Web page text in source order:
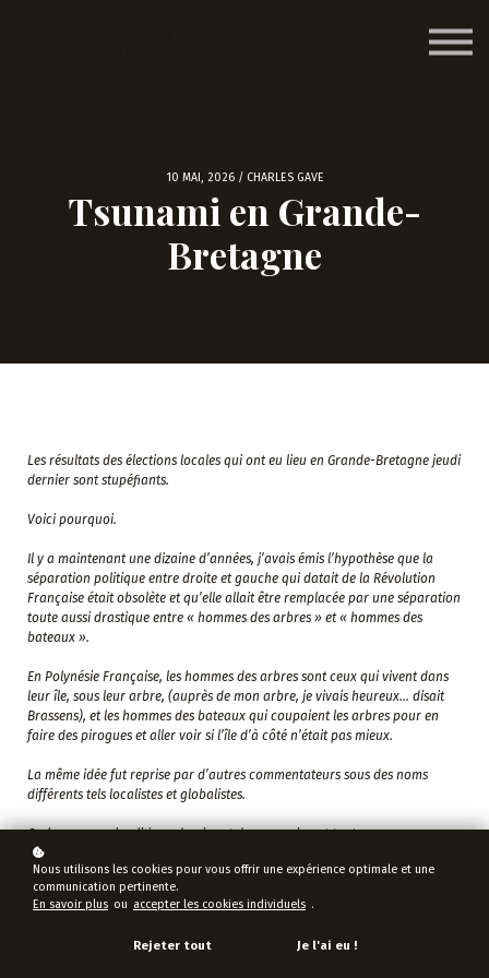
10 MAI, 2026 / CHARLES GAVE
Tsunami en Grande-
Bretagne
Les résultats des élections locales qui ont eu lieu en Grande-Bretagne jeudi
dernier sont stupéfiants.
Voici pourquoi.
Il y a maintenant une dizaine d’années, j’avais émis l’hypothèse que la
séparation politique entre droite et gauche qui datait de la Révolution
Française était obsolète et qu’elle allait être remplacée par une séparation
toute aussi drastique entre « hommes des arbres » et « hommes des
bateaux ».
En Polynésie Française, les hommes des arbres sont ceux qui vivent dans
leur île, sous leur arbre, (auprès de mon arbre, je vivais heureux… disait
Brassens), et les hommes des bateaux qui coupaient les arbres pour en
faire des pirogues et aller voir si l’île d’à côté n’était pas mieux.
La même idée fut reprise par d’autres commentateurs sous des noms
différents tels localistes et globalistes.
Or, le personnel politique dominant dans quasiment toutes nos
démocraties se trouvait être « globaliste » pour des raisons que j’ai
longuement expliqué dans mon avant dernier livre, [1]et nos pays depuis
deux décennies au moins ont été gouvernés par une alliance objective
entre hommes des bateaux « de gauche » et homme des bateaux « de
Nous utilisons les cookies pour vous offrir une expérience optimale et une
communication pertinente.
En savoir plus ou accepter les cookies individuels .
Rejeter tout Je l'ai eu !